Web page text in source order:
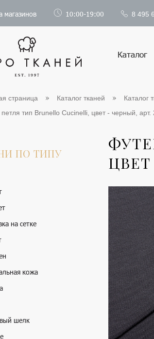
магазинов 10:00-19:00 8 495
Каталог
страница Каталог тканей Каталог
тип Brunello Cucinelli, цвет - черный, арт.
ПО ТИПУ
на сетке
кожа
шелк
ЦВЕТ